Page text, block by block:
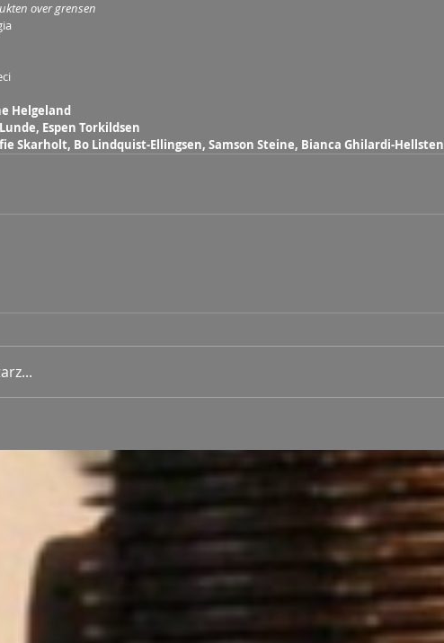
over grensen
Helgeland
Espen Torkildsen
Skarholt, Bo Lindquist-Ellingsen, Samson Steine, Bianca Ghilardi-Hellsten